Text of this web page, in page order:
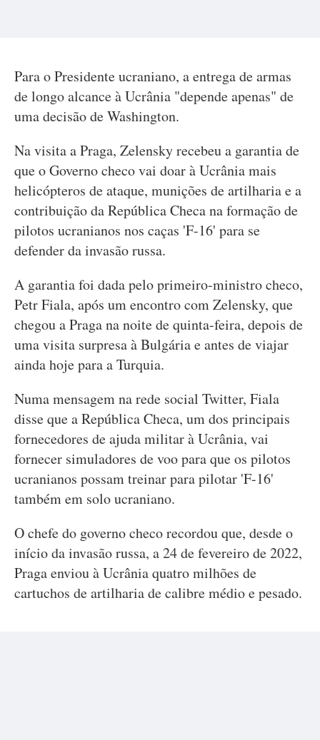
Para o Presidente ucraniano, a entrega de armas
de longo alcance à Ucrânia "depende apenas" de
uma decisão de Washington.
Na visita a Praga, Zelensky recebeu a garantia de
que o Governo checo vai doar à Ucrânia mais
helicópteros de ataque, munições de artilharia e a
contribuição da República Checa na formação de
pilotos ucranianos nos caças 'F-16' para se
defender da invasão russa.
A garantia foi dada pelo primeiro-ministro checo,
Petr Fiala, após um encontro com Zelensky, que
chegou a Praga na noite de quinta-feira, depois de
uma visita surpresa à Bulgária e antes de viajar
ainda hoje para a Turquia.
Numa mensagem na rede social Twitter, Fiala
disse que a República Checa, um dos principais
fornecedores de ajuda militar à Ucrânia, vai
fornecer simuladores de voo para que os pilotos
ucranianos possam treinar para pilotar 'F-16'
também em solo ucraniano.
O chefe do governo checo recordou que, desde o
início da invasão russa, a 24 de fevereiro de 2022,
Praga enviou à Ucrânia quatro milhões de
cartuchos de artilharia de calibre médio e pesado.